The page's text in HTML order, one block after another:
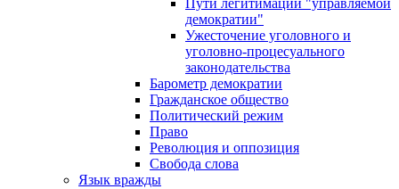
Пути легитимации "управляемой
демократии"
Ужесточение уголовного и
уголовно-процесуального
законодательства
Барометр демократии
Гражданское общество
Политический режим
Право
Революция и оппозиция
Свобода слова
Язык вражды